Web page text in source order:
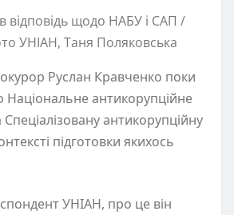
відповідь щодо НАБУ і САП /
УНІАН, Таня Поляковська
Руслан Кравченко поки
антикорупційне
антикорупційну
підготовки якихось
УНІАН, про це він